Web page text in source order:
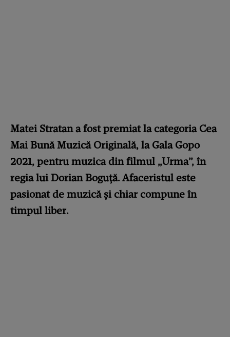
Matei Stratan a fost premiat la categoria Cea
Mai Bună Muzică Originală, la Gala Gopo
2021, pentru muzica din filmul „Urma”, în
regia lui Dorian Boguță. Afaceristul este
pasionat de muzică și chiar compune în
timpul liber.